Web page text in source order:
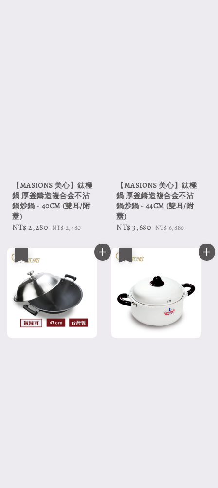
【MASIONS 美心】鈦極
鍋 厚釜鑄造複合金不沾
鍋炒鍋 - 40CM (雙耳/附
蓋)
Sale
NT$ 2,280 Regular
NT$ 2,480
【MASIONS 美心】鈦極
鍋 厚釜鑄造複合金不沾
鍋炒鍋 - 44CM (雙耳/附
蓋)
Sale
NT$ 3,680 Regular
NT$ 6,880